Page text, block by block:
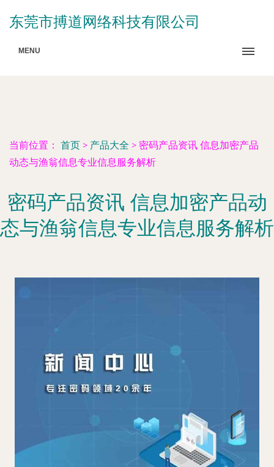
东莞市搏道网络科技有限公司
MENU
当前位置： 首页 > 产品大全 > 密码产品资讯 信息加密产品
动态与渔翁信息专业信息服务解析
密码产品资讯 信息加密产品动
态与渔翁信息专业信息服务解析